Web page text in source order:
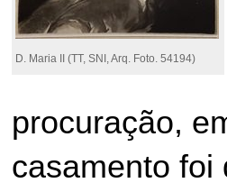
D. Maria II (TT, SNI, Arq. Foto. 54194)
procuração,
casamento foi